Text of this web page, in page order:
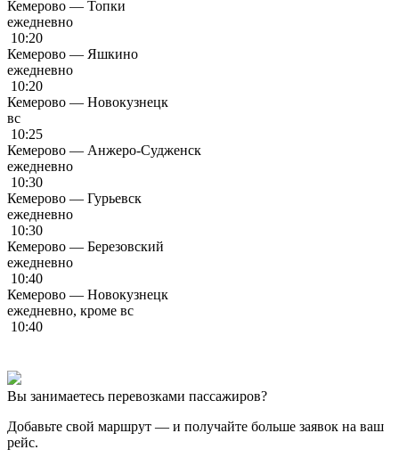
Кемерово — Топки
ежедневно
10:20
Кемерово — Яшкино
ежедневно
10:20
Кемерово — Новокузнецк
вс
10:25
Кемерово — Анжеро-Судженск
ежедневно
10:30
Кемерово — Гурьевск
ежедневно
10:30
Кемерово — Березовский
ежедневно
10:40
Кемерово — Новокузнецк
ежедневно, кроме вс
10:40
Вы занимаетесь перевозками пассажиров?
Добавьте свой маршрут — и получайте больше заявок на ваш
рейс.